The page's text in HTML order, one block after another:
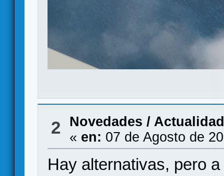
2
Novedades / Actualidad
« en: 07 de Agosto de
Hay alternativas, pero